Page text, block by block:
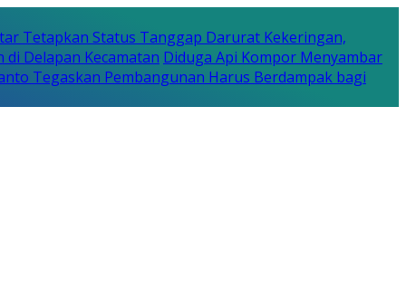
Tetapkan Status Tanggap Darurat Kekeringan,
Delapan Kecamatan Diduga Api Kompor Menyambar
Tegaskan Pembangunan Harus Berdampak bagi